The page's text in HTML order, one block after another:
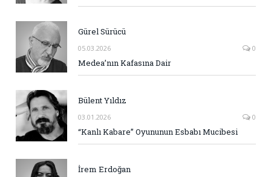
Gürel Sürücü
05.03.2026 0
Medea’nın Kafasına Dair
Bülent Yıldız
03.01.2026 0
“Kanlı Kabare” Oyununun Esbabı Mucibesi
İrem Erdoğan